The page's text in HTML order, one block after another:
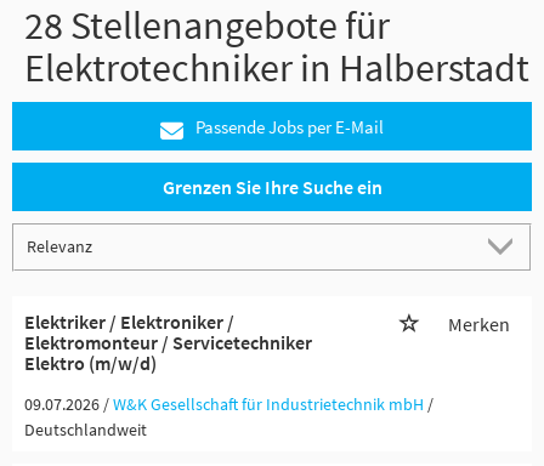
28 Stellenangebote für
Elektrotechniker in Halberstadt
Passende Jobs per E-Mail
Grenzen Sie Ihre Suche ein
Elektriker / Elektroniker /
Elektromonteur / Servicetechniker
Elektro (m/w/d)
Merken
09.07.2026 /W&K Gesellschaft für Industrietechnik mbH /
Deutschlandweit